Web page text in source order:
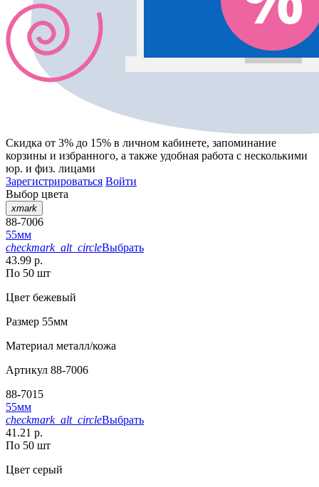
Скидка от 3% до 15% в личном кабинете, запоминание
корзины и избранного, а также удобная работа с несколькими
юр. и физ. лицами
Зарегистрироваться Войти
Выбор цвета
xmark
88-7006
55мм
checkmark_alt_circleВыбрать
43.99 р.
По 50 шт
Цвет бежевый
Размер 55мм
Материал металл/кожа
Артикул 88-7006
88-7015
55мм
checkmark_alt_circleВыбрать
41.21 р.
По 50 шт
Цвет серый